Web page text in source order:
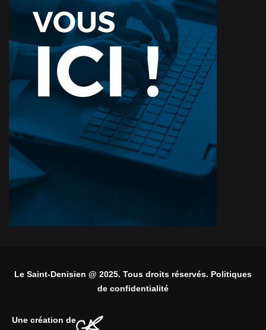
Le Saint-Denisien @ 2025. Tous droits réservés. Politiques
de confidentialité
Une création de